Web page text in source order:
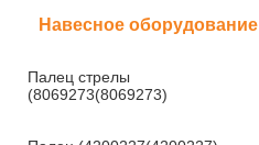
Навесное оборудование
Палец стрелы
(8069273(8069273)